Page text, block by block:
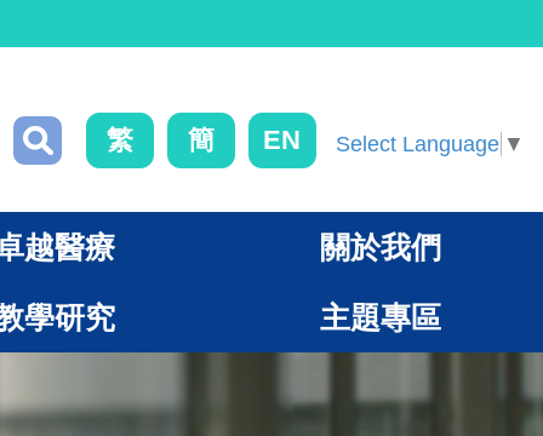
繁 簡 EN Select Language ▼
越醫療 關於我們
學研究 主題專區